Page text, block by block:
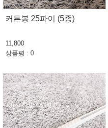
커튼봉 25파이 (5종)
11,800
상품평 : 0